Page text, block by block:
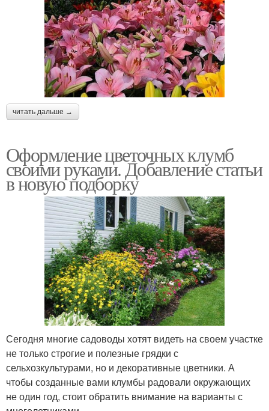
читать дальше →
Оформление цветочных клумб
своими руками. Добавление статьи
в новую подборку
Сегодня многие садоводы хотят видеть на своем участке
не только строгие и полезные грядки с
сельхозкультурами, но и декоративные цветники. А
чтобы созданные вами клумбы радовали окружающих
не один год, стоит обратить внимание на варианты с